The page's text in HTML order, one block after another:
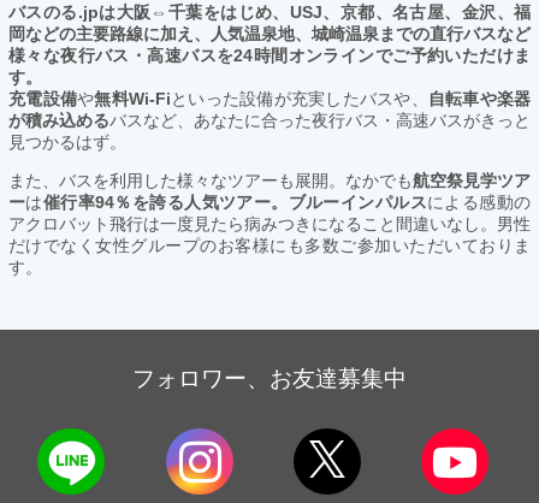
バスのる.jpは大阪⇔千葉をはじめ、USJ、京都、名古屋、金沢、福
岡などの主要路線に加え、人気温泉地、城崎温泉までの直行バスなど
様々な夜行バス・高速バスを24時間オンラインでご予約いただけま
す。
充電設備や無料Wi-Fiといった設備が充実したバスや、
自転車や楽器
が積み込めるバスなど、あなたに合った夜行バス・高速バスがきっと
見つかるはず。
また、バスを利用した様々なツアーも展開。なかでも航空祭見学ツア
ーは催行率94％を誇る人気ツアー。ブルーインパルスによる感動の
アクロバット飛行は一度見たら病みつきになること間違いなし。男性
だけでなく女性グループのお客様にも多数ご参加いただいておりま
す。
フォロワー、お友達募集中